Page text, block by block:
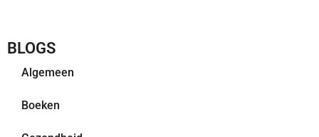
BLOGS
Algemeen
Boeken